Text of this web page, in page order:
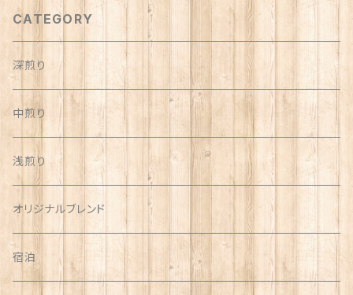
CATEGORY
深煎り
中煎り
浅煎り
オリジナルブレンド
宿泊